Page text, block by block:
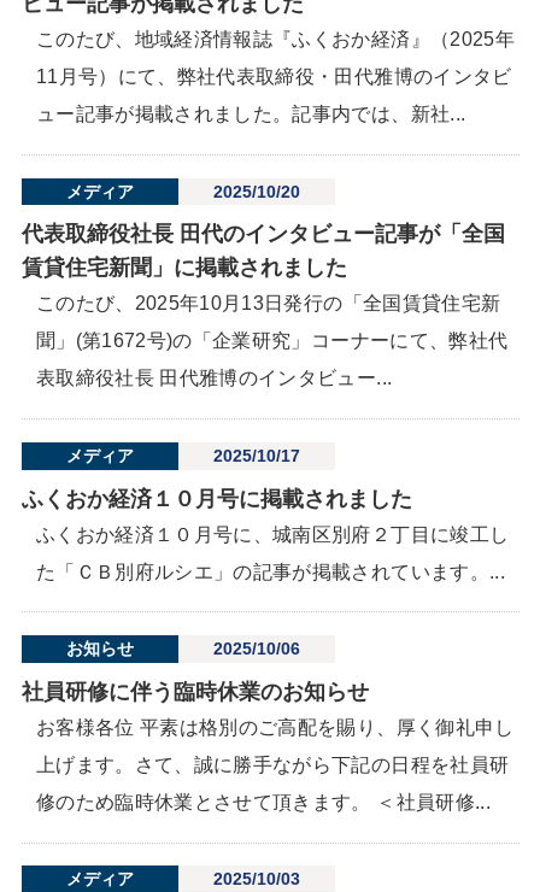
このたび、地域経済情報誌『ふくおか経済』（2025年
11月号）にて、弊社代表取締役・田代雅博のインタビ
ュー記事が掲載されました。記事内では、新社...
メディア 2025/10/20
代表取締役社長 田代のインタビュー記事が「全国
賃貸住宅新聞」に掲載されました
このたび、2025年10月13日発行の「全国賃貸住宅新
聞」(第1672号)の「企業研究」コーナーにて、弊社代
表取締役社長 田代雅博のインタビュー...
メディア 2025/10/17
ふくおか経済１０月号に掲載されました
ふくおか経済１０月号に、城南区別府２丁目に竣工し
た「ＣＢ別府ルシエ」の記事が掲載されています。...
お知らせ 2025/10/06
社員研修に伴う臨時休業のお知らせ
お客様各位 平素は格別のご高配を賜り、厚く御礼申し
上げます。さて、誠に勝手ながら下記の日程を社員研
修のため臨時休業とさせて頂きます。 ＜社員研修...
メディア 2025/10/03